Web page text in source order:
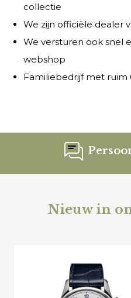
collectie
We zijn officiële dealer
We versturen ook snel
webshop
Familiebedrijf met ruim
Nieuw in